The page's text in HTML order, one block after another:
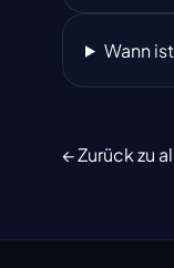
Wann
← Zurück zu